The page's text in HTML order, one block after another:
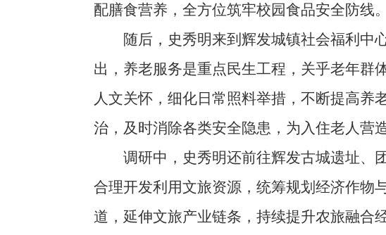
配膳食营养，全方位筑牢校园食品安全防线。
随后，史秀明来到辉发城镇社会福利中心
出，养老服务是重点民生工程，关乎老年群
人文关怀，细化日常照料举措，不断提高养
治，及时消除各类安全隐患，为入住老人营
调研中，史秀明还前往辉发古城遗址、团
合理开发利用文旅资源，统筹规划经济作物
道，延伸文旅产业链条，持续提升农旅融合